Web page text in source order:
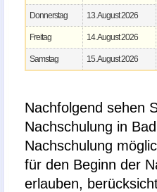
Donnerstag 13. August 2026
Freitag 14. August 2026
Samstag 15. August 2026
Nachfolgend sehen
Nachschulung in
Nachschulung
für den Beginn der
erlauben,